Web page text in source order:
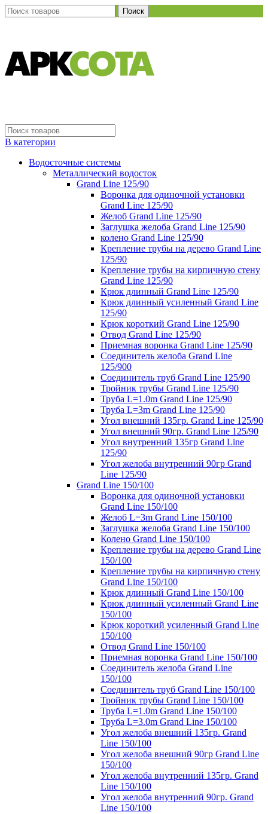
Поиск
В категории
Водосточные системы
Металлический водосток
Grand Line 125/90
Воронка для одиночной установки
Grand Line 125/90
Желоб Grand Line 125/90
Заглушка желоба Grand Line 125/90
колено Grand Line 125/90
Крепление трубы на дерево Grand Line
125/90
Крепление трубы на кирпичную стену
Grand Line 125/90
Крюк длинный Grand Line 125/90
Крюк длинный усиленный Grand Line
125/90
Крюк короткий Grand Line 125/90
Отвод Grand Line 125/90
Приемная воронка Grand Line 125/90
Соединитель желоба Grand Line
125/900
Соединитель труб Grand Line 125/90
Тройник трубы Grand Line 125/90
Труба L=1.0m Grand Line 125/90
Труба L=3m Grand Line 125/90
Угол внешний 135гр. Grand Line 125/90
Угол внешний 90гр. Grand Line 125/90
Угол внутренний 135гр Grand Line
125/90
Угол желоба внутренний 90гр Grand
Line 125/90
Grand Line 150/100
Воронка для одиночной установки
Grand Line 150/100
Желоб L=3m Grand Line 150/100
Заглушка желоба Grand Line 150/100
Колено Grand Line 150/100
Крепление трубы на дерево Grand Line
150/100
Крепление трубы на кирпичную стену
Grand Line 150/100
Крюк длинный Grand Line 150/100
Крюк длинный усиленный Grand Line
150/100
Крюк короткий усиленный Grand Line
150/100
Отвод Grand Line 150/100
Приемная воронка Grand Line 150/100
Соединитель желоба Grand Line
150/100
Соединитель труб Grand Line 150/100
Тройник трубы Grand Line 150/100
Труба L=1.0m Grand Line 150/100
Труба L=3.0m Grand Line 150/100
Угол желоба внешний 135гр. Grand
Line 150/100
Угол желоба внешний 90гр Grand Line
150/100
Угол желоба внутренний 135гр. Grand
Line 150/100
Угол желоба внутренний 90гр. Grand
Line 150/100